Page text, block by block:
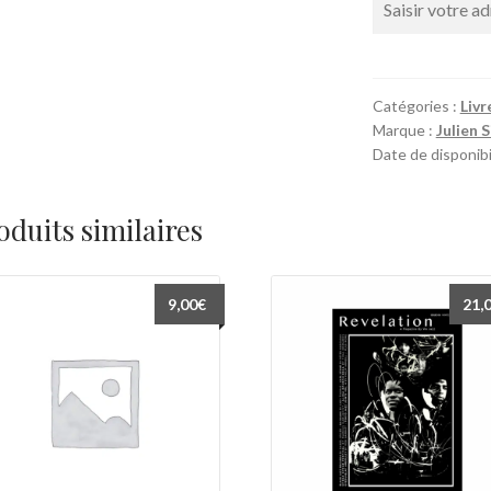
Catégories :
Marque : Julien
Date de
similaires
9,00€